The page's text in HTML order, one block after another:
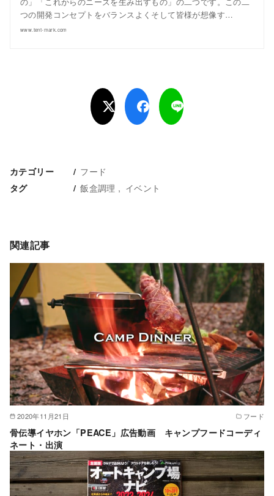
つの開発コンセプトをバランスよくそして皆様が想像す…
www.tent-mark.com
カテゴリー フード
タグ 飯盒調理 イベント
関連記事
2020年11月21日 フード
骨伝導イヤホン「PEACE」広告動画 キャンプフードコーディ
ネート・出演